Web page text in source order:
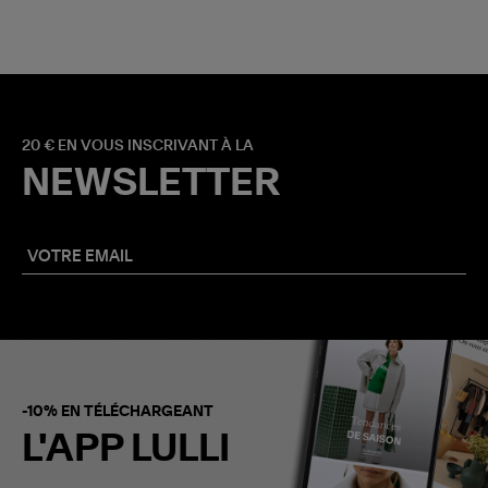
20 € EN VOUS INSCRIVANT À LA
NEWSLETTER
-10% EN TÉLÉCHARGEANT
L'APP LULLI